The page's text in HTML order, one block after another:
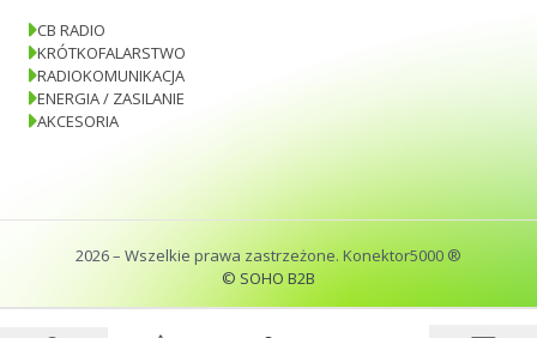
CB RADIO
KRÓTKOFALARSTWO
RADIOKOMUNIKACJA
ENERGIA / ZASILANIE
AKCESORIA
2026– Wszelkie prawa zastrzeżone. Konektor5000 ®
© SOHO B2B